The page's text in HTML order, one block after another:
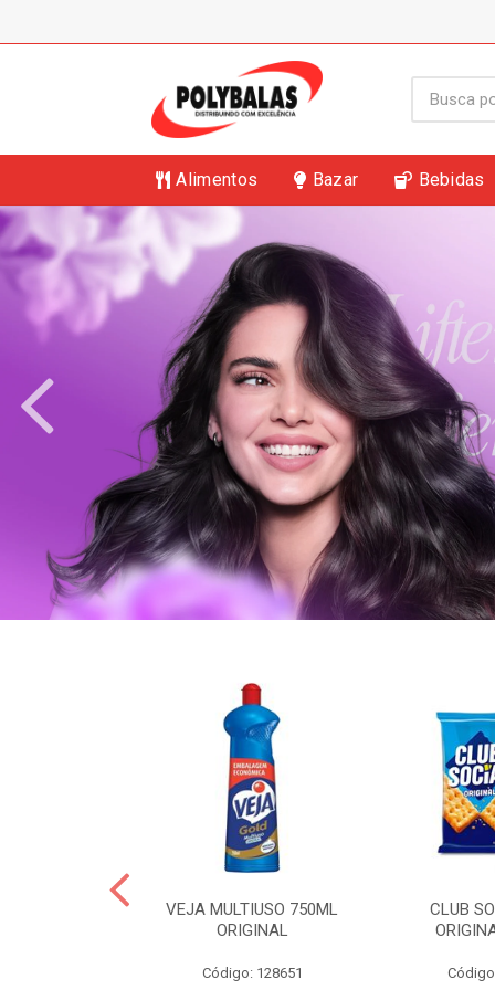
Alimentos Bazar Bebidas
VEJA MULTIUSO 750ML
ORIGINAL
Código: 128651
CLUB